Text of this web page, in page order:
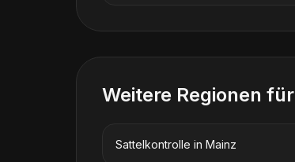
Weitere Regionen für
Sattelkontrolle in Mainz